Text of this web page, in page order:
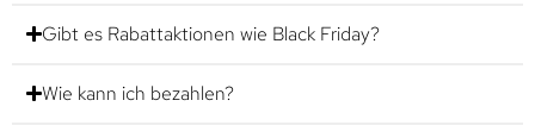
Gibt es Rabattaktionen wie Black Friday?
Wie kann ich bezahlen?